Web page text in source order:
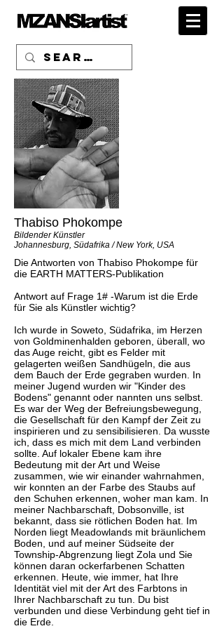
Thabiso Phokompe
Bildender Künstler
Johannesburg, Südafrika / New York, USA
Die Antworten von Thabiso Phokompe für
die EARTH MATTERS-Publikation
Antwort auf Frage 1# -Warum ist die Erde
für Sie als Künstler wichtig?
Ich wurde in Soweto, Südafrika, im Herzen
von Goldminenhalden geboren, überall, wo
das Auge reicht, gibt es Felder mit
gelagerten weißen Sandhügeln, die aus
dem Bauch der Erde gegraben wurden. In
meiner Jugend wurden wir "Kinder des
Bodens" genannt oder nannten uns selbst.
Es war der Weg der Befreiungsbewegung,
die Gesellschaft für den Kampf der Zeit zu
inspirieren und zu sensibilisieren. Da wusste
ich, dass es mich mit dem Land verbinden
sollte. Auf lokaler Ebene kam ihre
Bedeutung mit der Art und Weise
zusammen, wie wir einander wahrnahmen,
wir konnten an der Farbe des Staubs auf
den Schuhen erkennen, woher man kam. In
meiner Nachbarschaft, Dobsonville, ist
bekannt, dass sie rötlichen Boden hat. Im
Norden liegt Meadowlands mit bräunlichem
Boden, und auf meiner Südseite der
Township-Abgrenzung liegt Zola und Sie
können daran ockerfarbenen Schatten
erkennen. Heute, wie immer, hat Ihre
Identität viel mit der Art des Farbtons in
Ihrer Nachbarschaft zu tun. Du bist
verbunden und diese Verbindung geht tief in
die Erde.